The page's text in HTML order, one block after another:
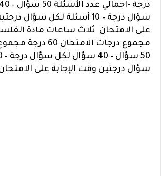
سؤال درجة – 10 أسئلة لكل سؤال
على الامتحان ثلاث ساعات مادة
مجموع درجات الامتحان
سؤال درجتين وقت الإجابة على